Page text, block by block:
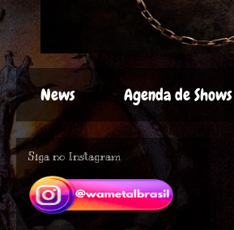
News Agenda de Shows
Siga no Instagram